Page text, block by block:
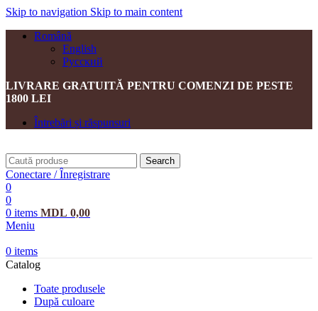
Skip to navigation Skip to main content
Română
English
Русский
LIVRARE GRATUITĂ PENTRU COMENZI DE PESTE
1800 LEI
Întrebări și răspunsuri
Search
Conectare / Înregistrare
0
0
0 items MDL 0,00
Meniu
0 items
Catalog
Toate produsele
După culoare